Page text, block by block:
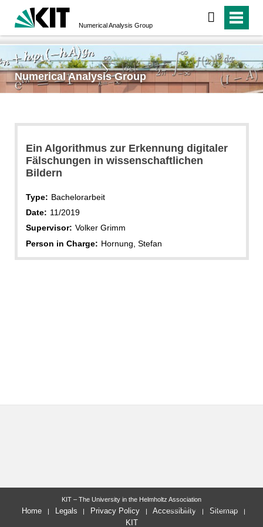
Numerical Analysis Group
Numerical Analysis Group
Ein Algorithmus zur Erkennung digitaler
Fälschungen in wissenschaftlichen
Bildern
Type: Bachelorarbeit
Date: 11/2019
Supervisor: Volker Grimm
Person in Charge: Hornung, Stefan
last change: 2020-09-09
KIT – The University in the Helmholtz Association
Home Legals Privacy Policy Accessibility
Sitemap
KIT